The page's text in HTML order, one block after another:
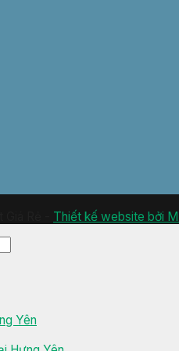
Thiết kế website bởi
Yên